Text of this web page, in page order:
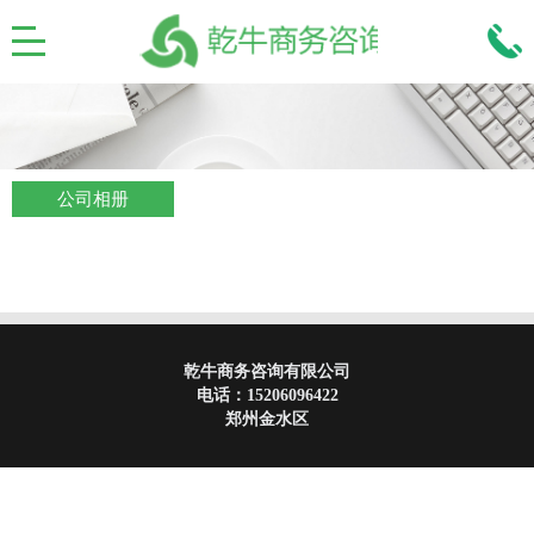
公司相册
乾牛商务咨询有限公司
电话： 15206096422
郑州金水区